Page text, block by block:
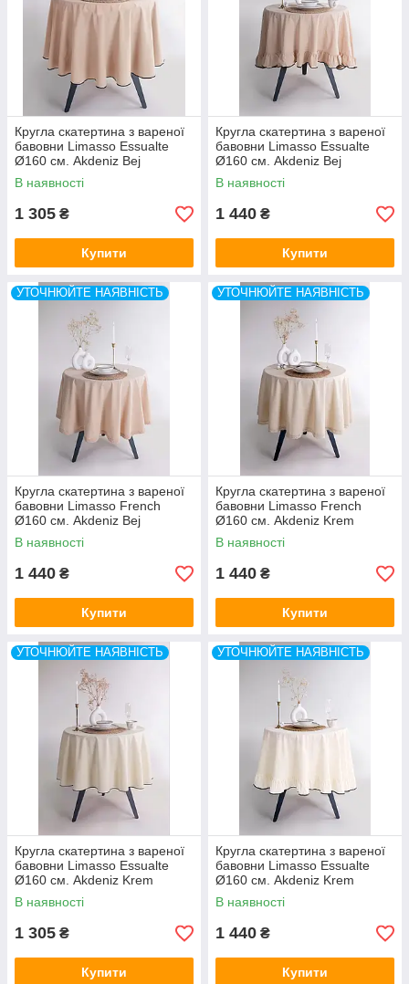
Кругла скатертина з вареної
бавовни Limasso Essualte
Ø160 см. Akdeniz Bej
В наявності
1 305 ₴
Купити
Кругла скатертина з вареної
бавовни Limasso Essualte
Ø160 см. Akdeniz Bej
В наявності
1 440 ₴
Купити
УТОЧНЮЙТЕ НАЯВНІСТЬ
Кругла скатертина з вареної
бавовни Limasso French
Ø160 см. Akdeniz Bej
В наявності
1 440 ₴
Купити
УТОЧНЮЙТЕ НАЯВНІСТЬ
Кругла скатертина з вареної
бавовни Limasso French
Ø160 см. Akdeniz Krem
В наявності
1 440 ₴
Купити
УТОЧНЮЙТЕ НАЯВНІСТЬ
Кругла скатертина з вареної
бавовни Limasso Essualte
Ø160 см. Akdeniz Krem
В наявності
1 305 ₴
Купити
УТОЧНЮЙТЕ НАЯВНІСТЬ
Кругла скатертина з вареної
бавовни Limasso Essualte
Ø160 см. Akdeniz Krem
В наявності
1 440 ₴
Купити